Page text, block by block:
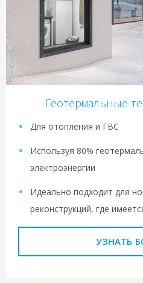
Геотермальные
Для отопления и ГВС
Используя 80%
электроэнергии
Идеально подходит для
реконструкций, где
УЗНАТЬ